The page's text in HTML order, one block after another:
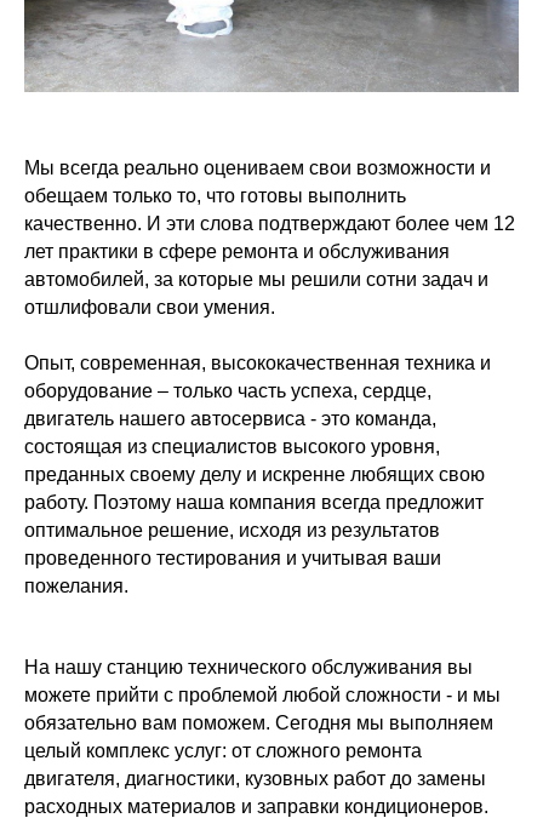
Мы всегда реально оцениваем свои возможности и
обещаем только то, что готовы выполнить
качественно. И эти слова подтверждают более чем 12
лет практики в сфере ремонта и обслуживания
автомобилей, за которые мы решили сотни задач и
отшлифовали свои умения.
Опыт, современная, высококачественная техника и
оборудование – только часть успеха, сердце,
двигатель нашего автосервиса - это команда,
состоящая из специалистов высокого уровня,
преданных своему делу и искренне любящих свою
работу. Поэтому наша компания всегда предложит
оптимальное решение, исходя из результатов
проведенного тестирования и учитывая ваши
пожелания.
На нашу станцию технического обслуживания вы
можете прийти с проблемой любой сложности - и мы
обязательно вам поможем. Сегодня мы выполняем
целый комплекс услуг: от сложного ремонта
двигателя, диагностики, кузовных работ до замены
расходных материалов и заправки кондиционеров.